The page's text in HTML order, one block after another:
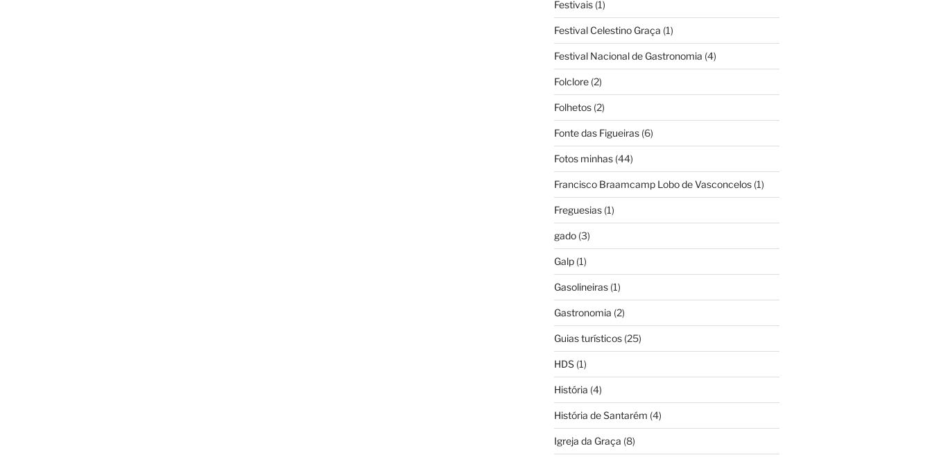
Festivais(1)
Festival Celestino Graça (1)
Festival Nacional de Gastronomia (4)
Folclore(2)
Folhetos(2)
Fonte das Figueiras(6)
Fotos minhas(44)
Francisco Braamcamp Lobo de Vasconcelos(1)
Freguesias(1)
gado(3)
Galp(1)
Gasolineiras(1)
Gastronomia (2)
Guias turísticos(25)
HDS(1)
História (4)
História de Santarém (4)
Igreja da Graça (8)